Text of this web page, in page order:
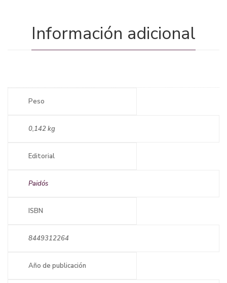
Información adicional
Peso
0,142 kg
Editorial
Paidós
ISBN
8449312264
Año de publicación